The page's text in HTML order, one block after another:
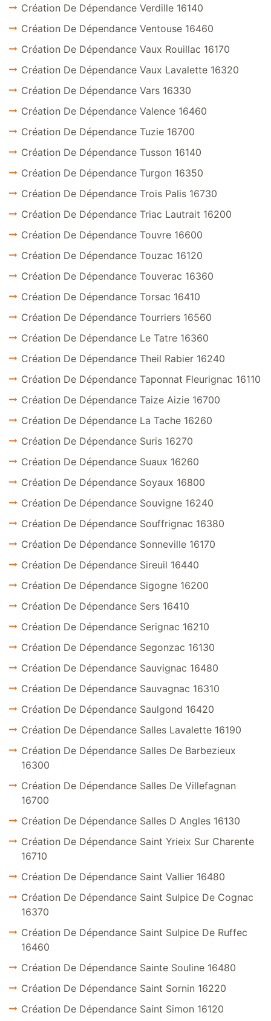
Création De Dépendance Verdille 16140
Création De Dépendance Ventouse 16460
Création De Dépendance Vaux Rouillac 16170
Création De Dépendance Vaux Lavalette 16320
Création De Dépendance Vars 16330
Création De Dépendance Valence 16460
Création De Dépendance Tuzie 16700
Création De Dépendance Tusson 16140
Création De Dépendance Turgon 16350
Création De Dépendance Trois Palis 16730
Création De Dépendance Triac Lautrait 16200
Création De Dépendance Touvre 16600
Création De Dépendance Touzac 16120
Création De Dépendance Touverac 16360
Création De Dépendance Torsac 16410
Création De Dépendance Tourriers 16560
Création De Dépendance Le Tatre 16360
Création De Dépendance Theil Rabier 16240
Création De Dépendance Taponnat Fleurignac 16110
Création De Dépendance Taize Aizie 16700
Création De Dépendance La Tache 16260
Création De Dépendance Suris 16270
Création De Dépendance Suaux 16260
Création De Dépendance Soyaux 16800
Création De Dépendance Souvigne 16240
Création De Dépendance Souffrignac 16380
Création De Dépendance Sonneville 16170
Création De Dépendance Sireuil 16440
Création De Dépendance Sigogne 16200
Création De Dépendance Sers 16410
Création De Dépendance Serignac 16210
Création De Dépendance Segonzac 16130
Création De Dépendance Sauvignac 16480
Création De Dépendance Sauvagnac 16310
Création De Dépendance Saulgond 16420
Création De Dépendance Salles Lavalette 16190
Création De Dépendance Salles De Barbezieux
16300
Création De Dépendance Salles De Villefagnan
16700
Création De Dépendance Salles D Angles 16130
Création De Dépendance Saint Yrieix Sur Charente
16710
Création De Dépendance Saint Vallier 16480
Création De Dépendance Saint Sulpice De Cognac
16370
Création De Dépendance Saint Sulpice De Ruffec
16460
Création De Dépendance Sainte Souline 16480
Création De Dépendance Saint Sornin 16220
Création De Dépendance Saint Simon 16120